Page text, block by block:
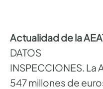
Actualidad de la
DATOS
INSPECCIONES. La
547 millones de